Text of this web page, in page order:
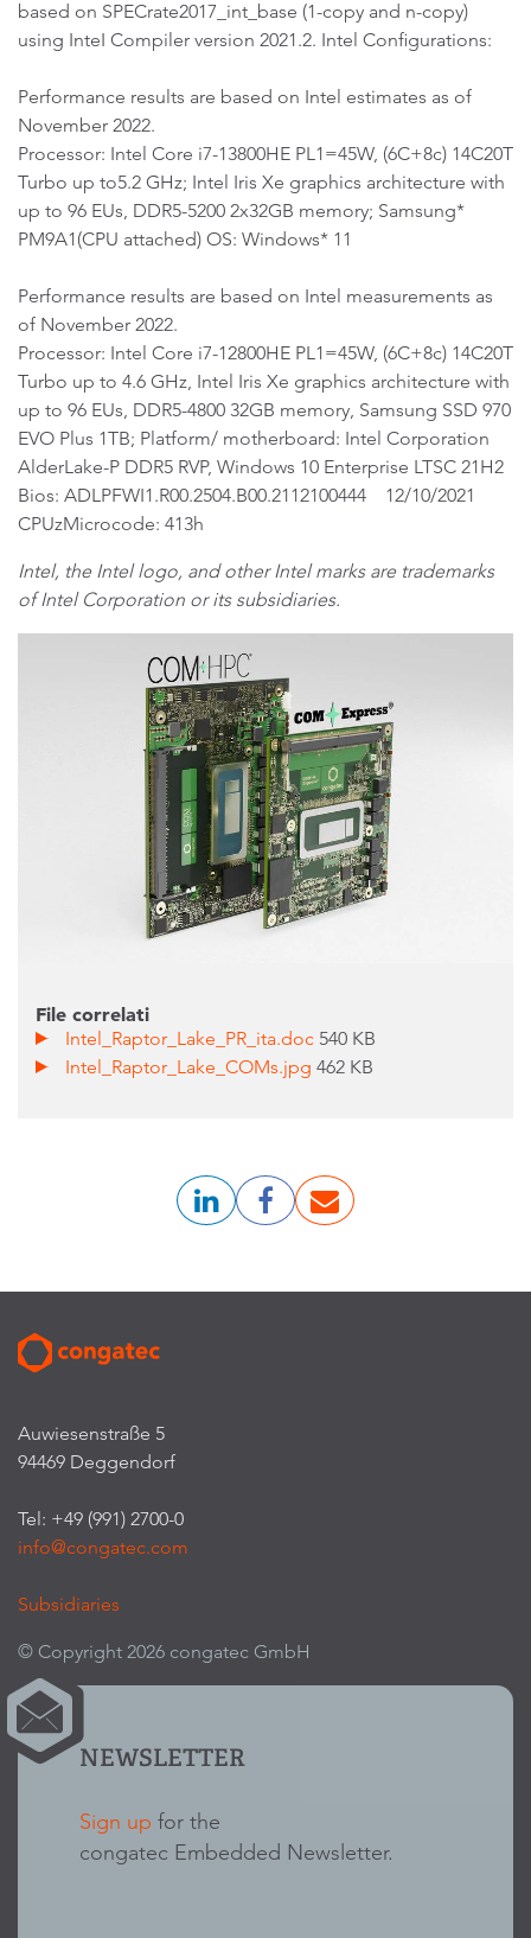
based on SPECrate2017_int_base (1-copy and n-copy)
using InteI Compiler version 2021.2. Intel Configurations:
Performance results are based on Intel estimates as of
November 2022.
Processor: Intel Core i7-13800HE PL1=45W, (6C+8c) 14C20T
Turbo up to5.2 GHz; Intel Iris Xe graphics architecture with
up to 96 EUs, DDR5-5200 2x32GB memory; Samsung*
PM9A1(CPU attached) OS: Windows* 11
Performance results are based on Intel measurements as
of November 2022.
Processor: Intel Core i7-12800HE PL1=45W, (6C+8c) 14C20T
Turbo up to 4.6 GHz, Intel Iris Xe graphics architecture with
up to 96 EUs, DDR5-4800 32GB memory, Samsung SSD 970
EVO Plus 1TB; Platform/ motherboard: Intel Corporation
AlderLake-P DDR5 RVP, Windows 10 Enterprise LTSC 21H2
Bios: ADLPFWI1.R00.2504.B00.2112100444 12/10/2021
CPUzMicrocode: 413h
Intel, the Intel logo, and other Intel marks are trademarks
of Intel Corporation or its subsidiaries.
File correlati
Intel_Raptor_Lake_PR_ita.doc 540 KB
Intel_Raptor_Lake_COMs.jpg462 KB
Auwiesenstraße 5
94469 Deggendorf
Tel: +49 (991) 2700-0
info@congatec.com
Subsidiaries
© Copyright 2026 congatec GmbH
NEWSLETTER
Sign up for the
congatec Embedded Newsletter.